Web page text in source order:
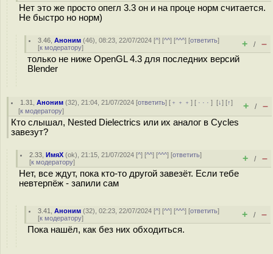
Нет это же просто опегл 3.3 он и на проце норм считается.
Не быстро но норм)
3.46 ,Аноним (46), 08:23, 22/07/2024 [^] [^^] [^^^] [ответить]
[к модератору] + / –
только не ниже OpenGL 4.3 для последних версий
Blender
1.31 ,Аноним (32), 21:04, 21/07/2024 [ответить] [ ﹢﹢﹢] [ · · ·][↓] [↑]
[к модератору] + / –
Кто слышал, Nested Dielectrics или их аналог в Cycles
завезут?
2.33 ,ИмяХ (ok), 21:15, 21/07/2024 [^] [^^] [^^^] [ответить]
[к модератору] + / –
Нет, все ждут, пока кто-то другой завезёт. Если тебе
невтерпёж - запили сам
3.41 ,Аноним (32), 02:23, 22/07/2024 [^] [^^] [^^^] [ответить]
[к модератору] + / –
Пока нашёл, как без них обходиться.